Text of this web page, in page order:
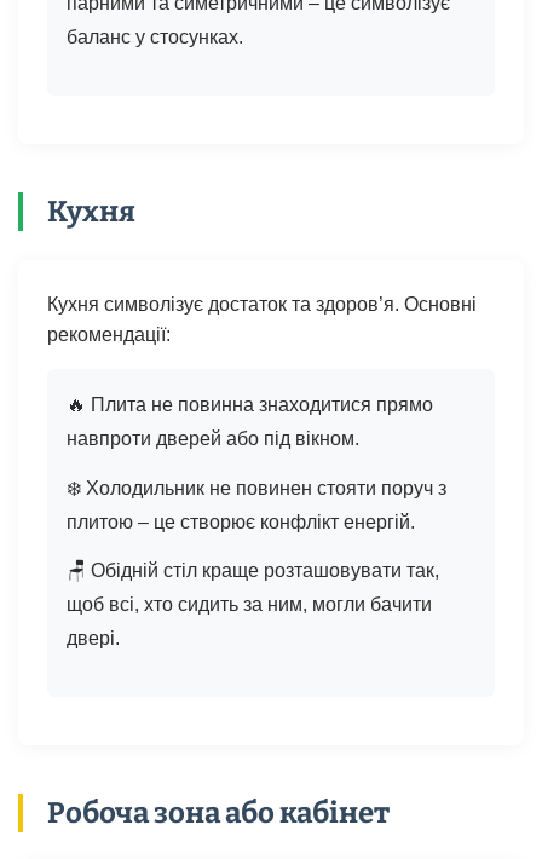
баланс у стосунках.
Кухня
Кухня символізує достаток та здоров’я. Основні
рекомендації:
🔥 Плита не повинна знаходитися прямо
навпроти дверей або під вікном.
❄️ Холодильник не повинен стояти поруч з
плитою – це створює конфлікт енергій.
🪑 Обідній стіл краще розташовувати так,
щоб всі, хто сидить за ним, могли бачити
двері.
Робоча зона або кабінет